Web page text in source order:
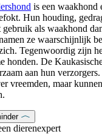
is een
Hun houding,
gebruik als waakhond
ze waarschijnlijk
Tegenwoordig zijn
honden. De
aan hun
vreemden, maar
dierenexpert